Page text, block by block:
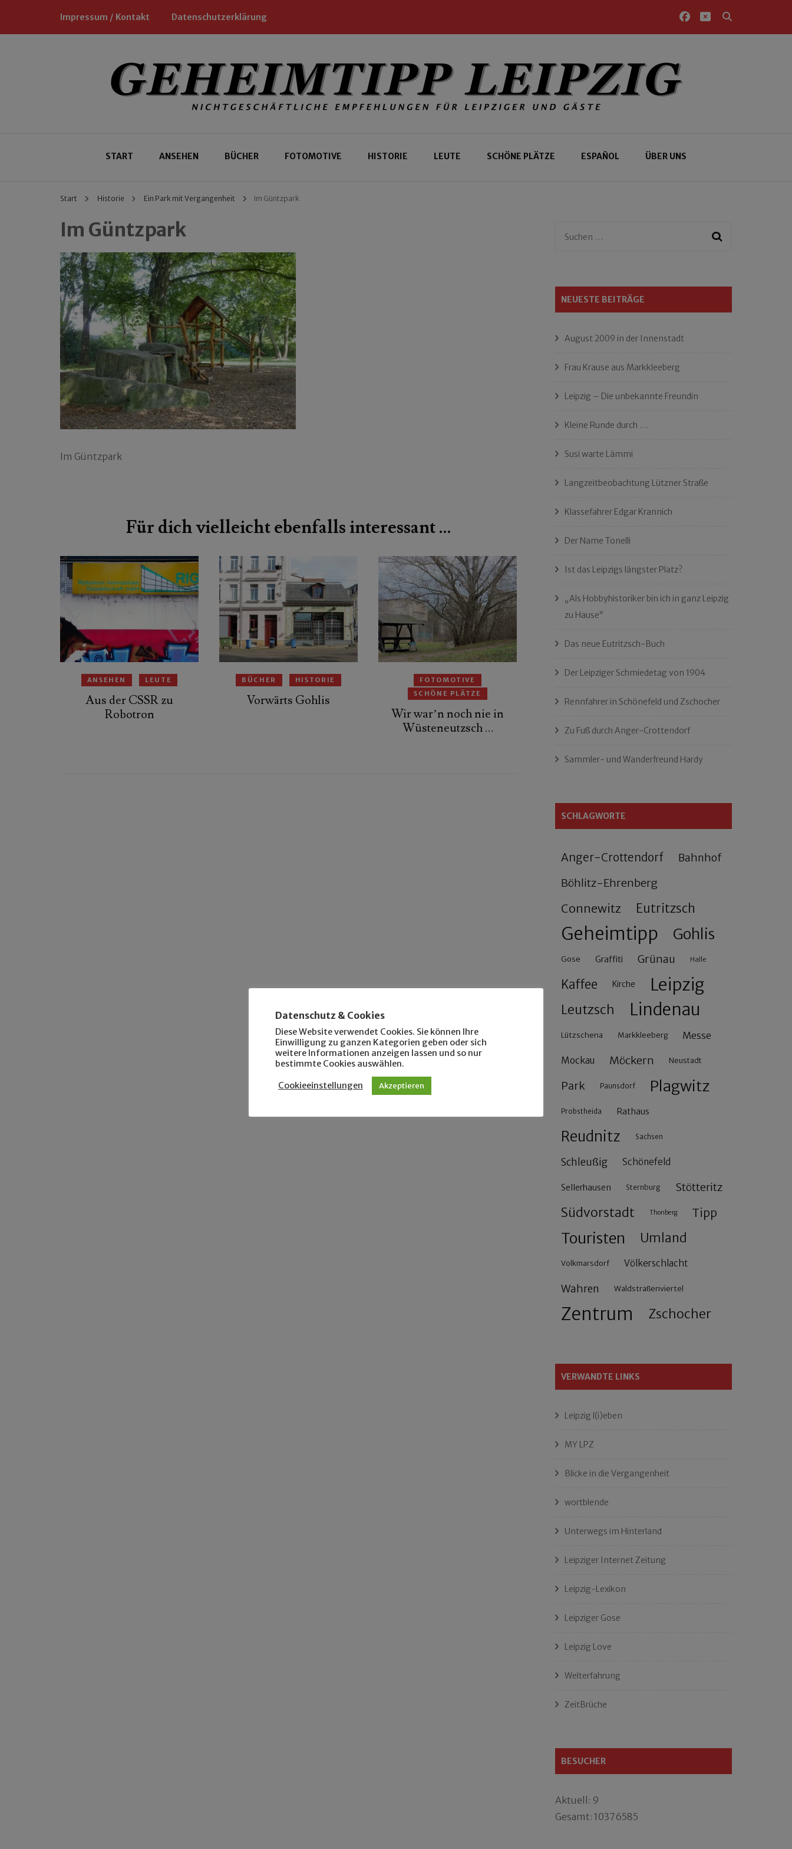
Impressum / Kontakt Datenschutzerklärung
Geheimtipp Leipzig
START ANSEHEN BÜCHER FOTOMOTIVE HISTORIE LEUTE SCHÖNE PLÄTZE ESPAÑOL ÜBER UNS
Start Historie Ein Park mit Vergangenheit Im Güntzpark
Im Güntzpark
Im Güntzpark
Für dich vielleicht ebenfalls interessant …
ANSEHEN LEUTE
Aus der CSSR zu
Robotron
BÜCHER HISTORIE
Vorwärts Gohlis
FOTOMOTIVE
SCHÖNE PLÄTZE
Wir war’n noch nie in
Wüsteneutzsch …
Suchen
NEUESTE BEITRÄGE
August 2009 in der Innenstadt
Frau Krause aus Markkleeberg
Leipzig – Die unbekannte Freundin
Kleine Runde durch …
Susi warte Lämmi
Langzeitbeobachtung Lützner Straße
Klassefahrer Edgar Krannich
Der Name Tonelli
Ist das Leipzigs längster Platz?
„Als Hobbyhistoriker bin ich in ganz Leipzig
zu Hause“
Das neue Eutritzsch-Buch
Der Leipziger Schmiedetag von 1904
Rennfahrer in Schönefeld und Zschocher
Zu Fuß durch Anger-Crottendorf
Sammler- und Wanderfreund Hardy
SCHLAGWORTE
Anger-Crottendorf Bahnhof
Böhlitz-Ehrenberg
Connewitz Eutritzsch
Geheimtipp Gohlis
Gose Graffiti Grünau Halle
Kaffee Kirche Leipzig
Leutzsch Lindenau
Lützschena Markkleeberg Messe
Mockau Möckern Neustadt
Park Paunsdorf Plagwitz
Probstheida Rathaus
Reudnitz Sachsen
Schleußig Schönefeld
Sellerhausen Sternburg Stötteritz
Südvorstadt Thonberg Tipp
Touristen Umland
Volkmarsdorf Völkerschlacht
Wahren Waldstraßenviertel
Zentrum Zschocher
VERWANDTE LINKS
Leipzig l(i)eben
MY LPZ
Blicke in die Vergangenheit
wortblende
Unterwegs im Hinterland
Leipziger Internet Zeitung
Leipzig-Lexikon
Leipziger Gose
Leipzig Love
Welterfahrung
ZeitBrüche
BESUCHER
Aktuell: 9
Gesamt: 10376585
Datenschutz & Cookies
Diese Website verwendet Cookies. Sie können Ihre
Einwilligung zu ganzen Kategorien geben oder sich
weitere Informationen anzeigen lassen und so nur
bestimmte Cookies auswählen.
Cookieeinstellungen Akzeptieren